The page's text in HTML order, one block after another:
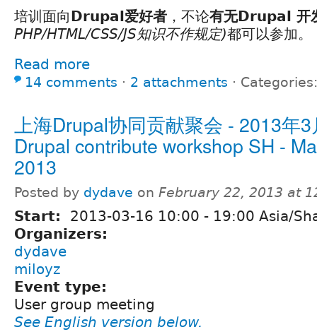
培训面向Drupal爱好者 ，不论有无Drupal 开
PHP/HTML/CSS/JS知识不作规定)都可以参加。
Read more
14 comments ⋅ 2 attachments ⋅
上海Drupal协同贡献聚会 - 2013年
Drupal contribute workshop SH -
2013
Posted by dydave on February 22, 2013 at
Start: 2013-03-16 10:00 - 19:00 Asia/
Organizers:
dydave
miloyz
Event type:
User group meeting
See English version below.